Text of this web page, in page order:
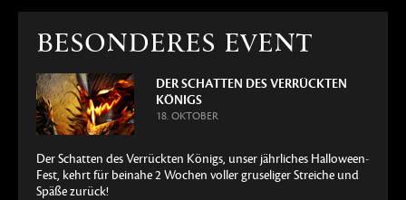
BESONDERES EVENT
DER SCHATTEN DES VERRÜCKTEN
KÖNIGS
18. OKTOBER
Der Schatten des Verrückten Königs, unser jährliches Halloween-
Fest, kehrt für beinahe 2 Wochen voller gruseliger Streiche und
Späße zurück!